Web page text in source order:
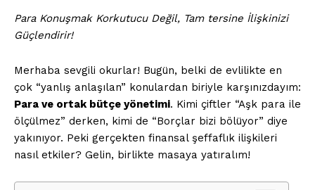
Para Konuşmak Korkutucu Değil, Tam tersine İlişkinizi
Güçlendirir!
Merhaba sevgili okurlar! Bugün, belki de evlilikte en
çok “yanlış anlaşılan” konulardan biriyle karşınızdayım:
Para ve ortak bütçe yönetimi. Kimi çiftler “Aşk para ile
ölçülmez” derken, kimi de “Borçlar bizi bölüyor” diye
yakınıyor. Peki gerçekten finansal şeffaflık ilişkileri
nasıl etkiler? Gelin, birlikte masaya yatıralım!